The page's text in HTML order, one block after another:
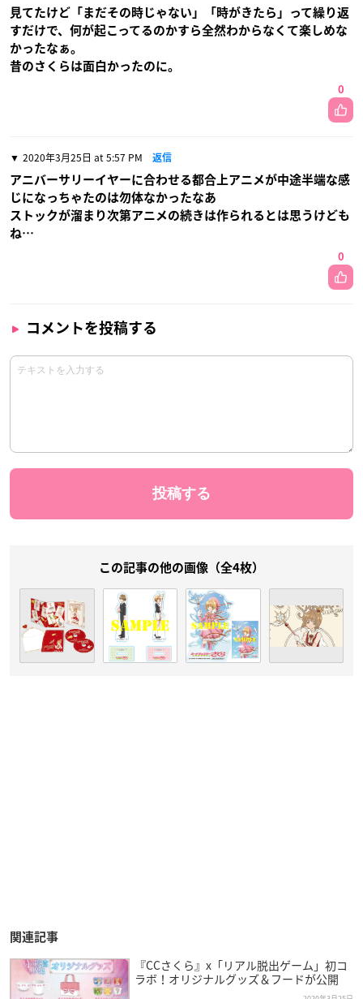
見てたけど「まだその時じゃない」「時がきたら」って繰り返
すだけで、何が起こってるのかすら全然わからなくて楽しめな
かったなぁ。
昔のさくらは面白かったのに。
0
2020年3月25日 at 5:57 PM 返信
アニバーサリーイヤーに合わせる都合上アニメが中途半端な感
じになっちゃたのは勿体なかったなあ
ストックが溜まり次第アニメの続きは作られるとは思うけども
ね…
0
コメントを投稿する
この記事の他の画像（全4枚）
関連記事
『CCさくら』x「リアル脱出ゲーム」初コ
ラボ！オリジナルグッズ＆フードが公開